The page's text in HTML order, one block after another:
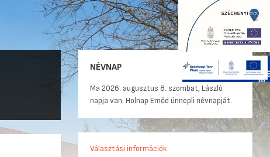
NÉVNAP
Ma 2026. augusztus 8. szombat, László
napja van. Holnap Emőd ünnepli névnapját.
Választási információk